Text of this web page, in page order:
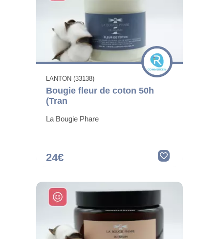
LANTON (33138)
Bougie fleur de coton 50h
(Tran
La Bougie Phare
24€